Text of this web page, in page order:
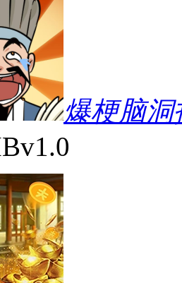
爆梗脑
v1.0